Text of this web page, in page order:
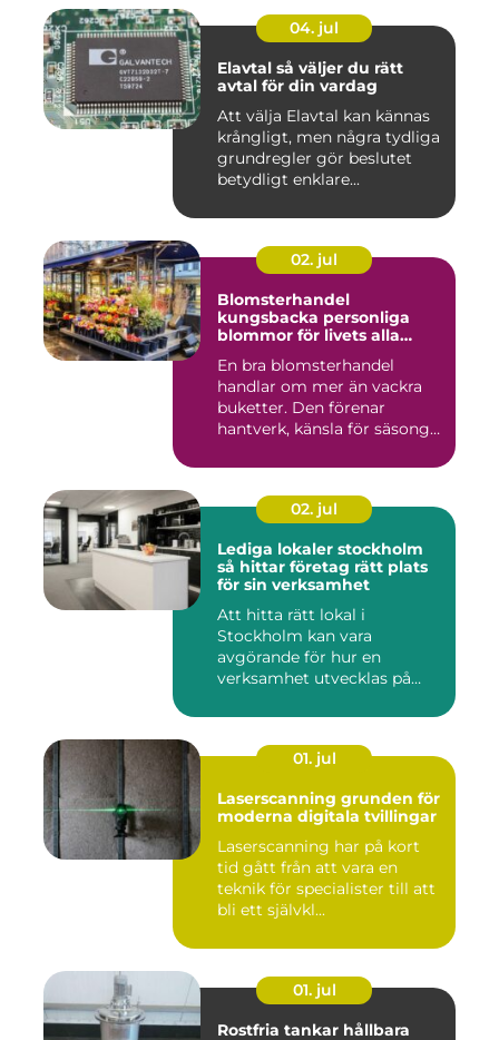
04. jul
Elavtal så väljer du rätt
avtal för din vardag
Att välja Elavtal kan kännas
krångligt, men några tydliga
grundregler gör beslutet
betydligt enklare...
02. jul
Blomsterhandel
kungsbacka personliga
blommor för livets alla
En bra blomsterhandel
handlar om mer än vackra
buketter. Den förenar
hantverk, känsla för säsong
02. jul
Lediga lokaler stockholm
så hittar företag rätt plats
för sin verksamhet
Att hitta rätt lokal i
Stockholm kan vara
avgörande för hur en
verksamhet utvecklas på
01. jul
Laserscanning grunden för
moderna digitala tvillingar
Laserscanning har på kort
tid gått från att vara en
teknik för specialister till att
bli ett självkl...
01. jul
Rostfria tankar hållbara